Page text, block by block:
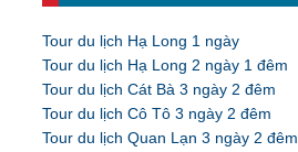
Tour du lịch Hạ Long 1 ngày
Tour du lịch Hạ Long 2 ngày 1 đêm
Tour du lịch Cát Bà 3 ngày 2 đêm
Tour du lịch Cô Tô 3 ngày 2 đêm
Tour du lịch Quan Lạn 3 ngày 2 đêm